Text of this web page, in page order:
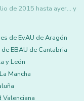
de 2015 hasta ayer... y
de EvAU de Aragón
de EBAU de Cantabria
y León
Mancha
Valenciana